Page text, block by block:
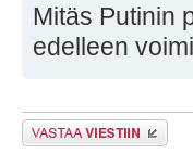
Mitäs Putinin
edelleen
Lähetä vastaus